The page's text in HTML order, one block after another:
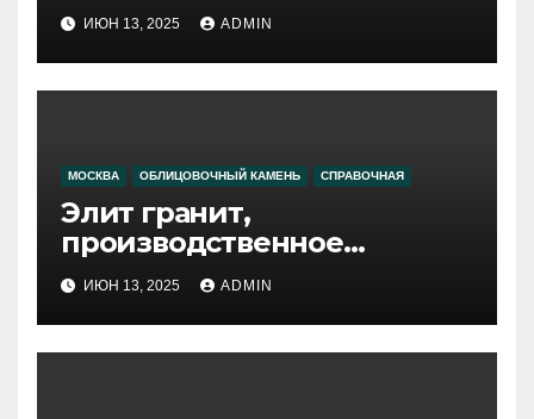
ИЮН 13, 2025 ADMIN
МОСКВА ОБЛИЦОВОЧНЫЙ КАМЕНЬ СПРАВОЧНАЯ
Элит гранит,
производственное
объединение
ИЮН 13, 2025 ADMIN